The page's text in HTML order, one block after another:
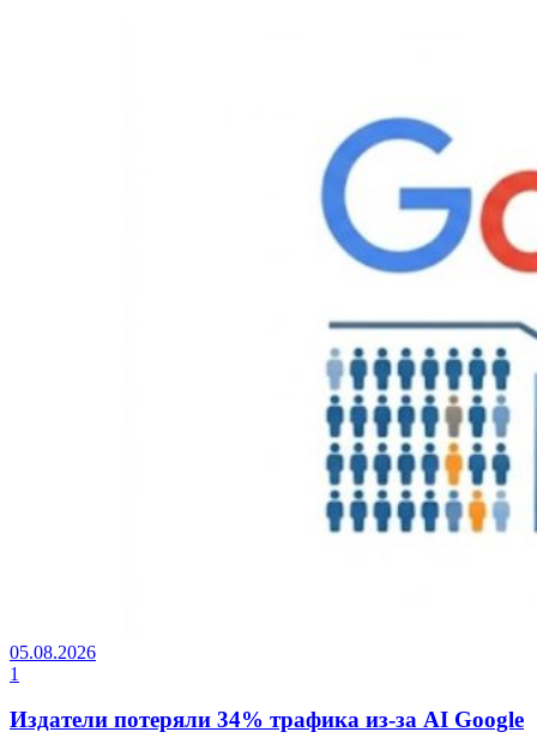
05.08.2026
1
Издатели потеряли 34% трафика из-за AI Google